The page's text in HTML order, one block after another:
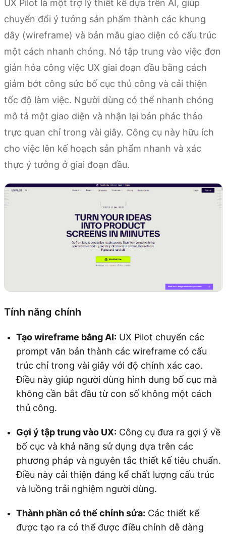
UX Pilot là một trợ lý thiết kế dựa trên AI, giúp
chuyển đổi ý tưởng sản phẩm thành các khung
dây (wireframe) và bản mẫu giao diện có cấu trúc
một cách nhanh chóng. Nó tập trung vào việc đơn
giản hóa công việc UX giai đoạn đầu bằng cách
giảm bớt công sức bố cục thủ công và cải thiện
tốc độ làm việc. Người dùng có thể nhanh chóng
mô tả một giao diện và nhận lại bản phác thảo
trực quan chỉ trong vài giây. Công cụ này hữu ích
cho việc lên kế hoạch sản phẩm nhanh và xác
thực ý tưởng ở giai đoạn đầu.
Tính năng chính
Tạo wireframe bằng AI: UX Pilot chuyển các
prompt văn bản thành các wireframe có cấu
trúc chỉ trong vài giây với độ chính xác cao.
Điều này giúp người dùng hình dung bố cục mà
không cần bắt đầu từ con số không một cách
thủ công.
Gợi ý tập trung vào UX: Công cụ đưa ra gợi ý về
bố cục và khả năng sử dụng dựa trên các
phương pháp và nguyên tắc thiết kế tiêu chuẩn.
Điều này cải thiện đáng kể chất lượng cấu trúc
và luồng trải nghiệm người dùng.
Thành phần có thể chỉnh sửa: Các thiết kế
được tạo ra có thể được điều chỉnh dễ dàng